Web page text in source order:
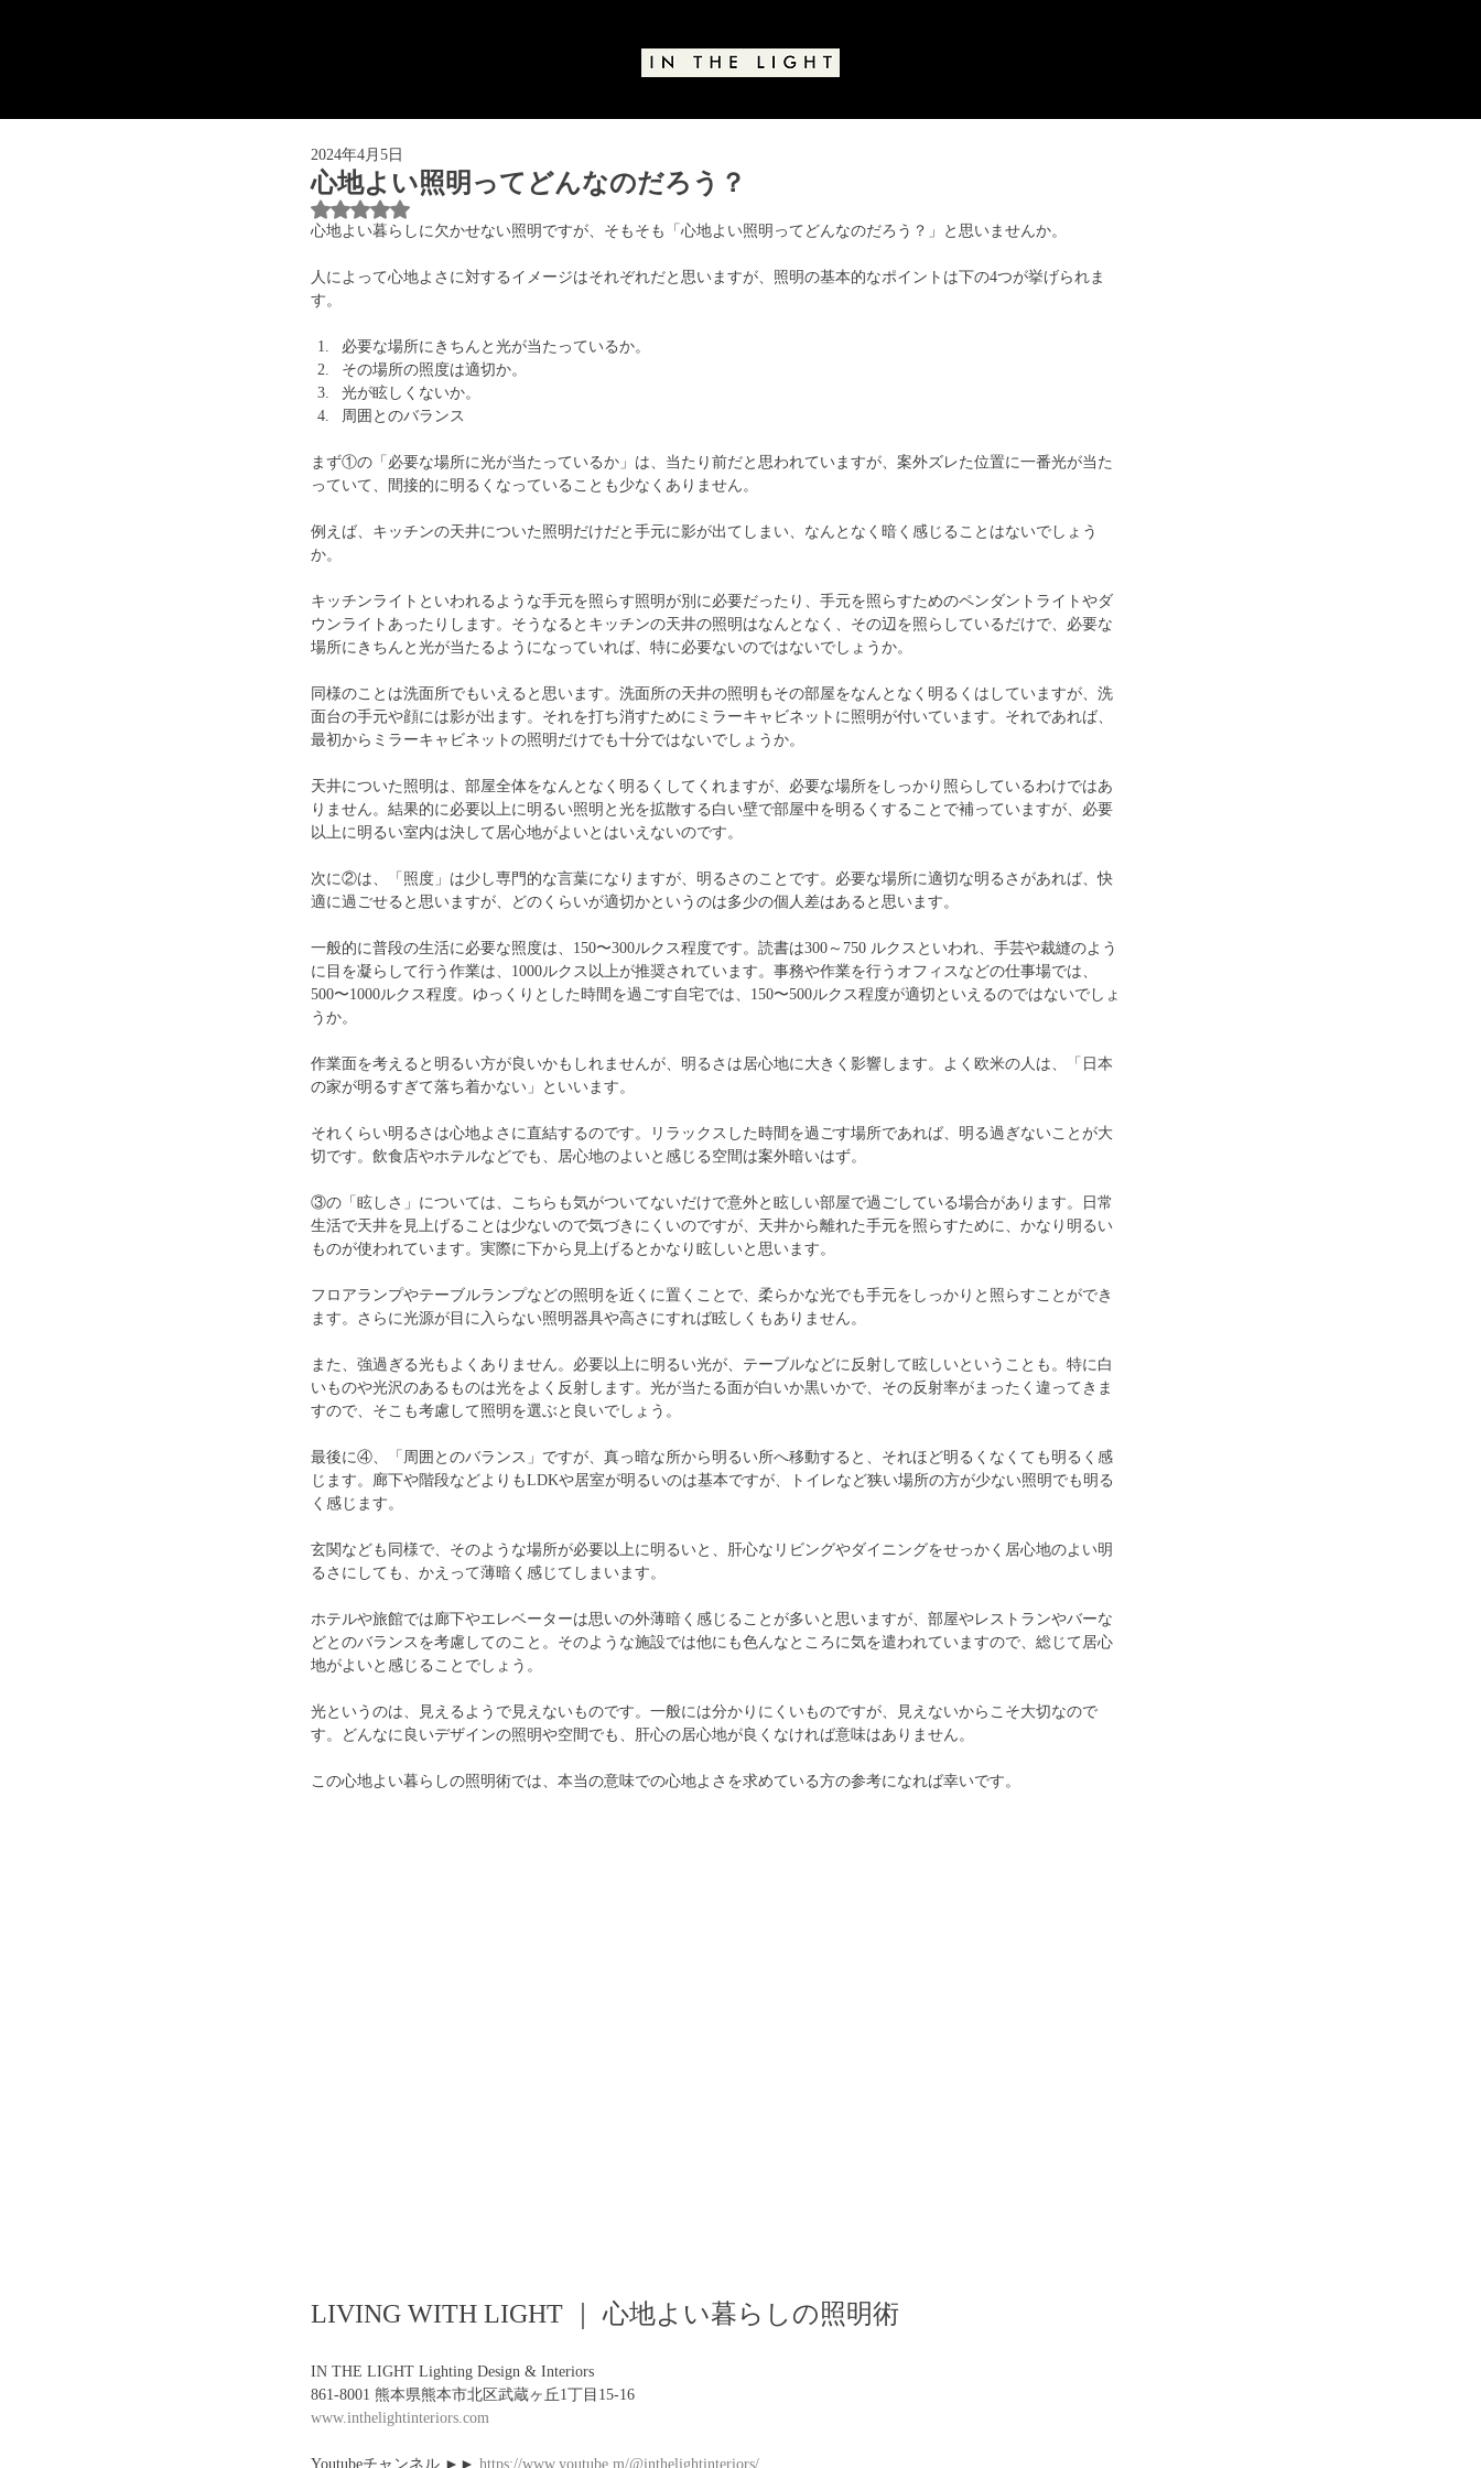
心地よい照明ってどんなのだろう？
2024年4月5日
5つ星のうちNaNと評価されています。
心地よい暮らしに欠かせない照明ですが、そもそも「心地よい照明ってどんなのだろう？」と思いませんか。
人によって心地よさに対するイメージはそれぞれだと思いますが、照明の基本的なポイントは下の4つが挙げられま
す。
必要な場所にきちんと光が当たっているか。
その場所の照度は適切か。
光が眩しくないか。
周囲とのバランス
まず①の「必要な場所に光が当たっているか」は、当たり前だと思われていますが、案外ズレた位置に一番光が当た
っていて、間接的に明るくなっていることも少なくありません。
例えば、キッチンの天井についた照明だけだと手元に影が出てしまい、なんとなく暗く感じることはないでしょう
か。
キッチンライトといわれるような手元を照らす照明が別に必要だったり、手元を照らすためのペンダントライトやダ
ウンライトあったりします。そうなるとキッチンの天井の照明はなんとなく、その辺を照らしているだけで、必要な
場所にきちんと光が当たるようになっていれば、特に必要ないのではないでしょうか。
同様のことは洗面所でもいえると思います。洗面所の天井の照明もその部屋をなんとなく明るくはしていますが、洗
面台の手元や顔には影が出ます。それを打ち消すためにミラーキャビネットに照明が付いています。それであれば、
最初からミラーキャビネットの照明だけでも十分ではないでしょうか。
天井についた照明は、部屋全体をなんとなく明るくしてくれますが、必要な場所をしっかり照らしているわけではあ
りません。結果的に必要以上に明るい照明と光を拡散する白い壁で部屋中を明るくすることで補っていますが、必要
以上に明るい室内は決して居心地がよいとはいえないのです。
次に②は、「照度」は少し専門的な言葉になりますが、明るさのことです。必要な場所に適切な明るさがあれば、快
適に過ごせると思いますが、どのくらいが適切かというのは多少の個人差はあると思います。
一般的に普段の生活に必要な照度は、150〜300ルクス程度です。読書は300～750 ルクスといわれ、手芸や裁縫のよう
に目を凝らして行う作業は、1000ルクス以上が推奨されています。事務や作業を行うオフィスなどの仕事場では、
500〜1000ルクス程度。ゆっくりとした時間を過ごす自宅では、150〜500ルクス程度が適切といえるのではないでしょ
うか。
作業面を考えると明るい方が良いかもしれませんが、明るさは居心地に大きく影響します。よく欧米の人は、「日本
の家が明るすぎて落ち着かない」といいます。
それくらい明るさは心地よさに直結するのです。リラックスした時間を過ごす場所であれば、明る過ぎないことが大
切です。飲食店やホテルなどでも、居心地のよいと感じる空間は案外暗いはず。
③の「眩しさ」については、こちらも気がついてないだけで意外と眩しい部屋で過ごしている場合があります。日常
生活で天井を見上げることは少ないので気づきにくいのですが、天井から離れた手元を照らすために、かなり明るい
ものが使われています。実際に下から見上げるとかなり眩しいと思います。
フロアランプやテーブルランプなどの照明を近くに置くことで、柔らかな光でも手元をしっかりと照らすことができ
ます。さらに光源が目に入らない照明器具や高さにすれば眩しくもありません。
また、強過ぎる光もよくありません。必要以上に明るい光が、テーブルなどに反射して眩しいということも。特に白
いものや光沢のあるものは光をよく反射します。光が当たる面が白いか黒いかで、その反射率がまったく違ってきま
すので、そこも考慮して照明を選ぶと良いでしょう。
最後に④、「周囲とのバランス」ですが、真っ暗な所から明るい所へ移動すると、それほど明るくなくても明るく感
じます。廊下や階段などよりもLDKや居室が明るいのは基本ですが、トイレなど狭い場所の方が少ない照明でも明る
く感じます。
玄関なども同様で、そのような場所が必要以上に明るいと、肝心なリビングやダイニングをせっかく居心地のよい明
るさにしても、かえって薄暗く感じてしまいます。
ホテルや旅館では廊下やエレベーターは思いの外薄暗く感じることが多いと思いますが、部屋やレストランやバーな
どとのバランスを考慮してのこと。そのような施設では他にも色んなところに気を遣われていますので、総じて居心
地がよいと感じることでしょう。
光というのは、見えるようで見えないものです。一般には分かりにくいものですが、見えないからこそ大切なので
す。どんなに良いデザインの照明や空間でも、肝心の居心地が良くなければ意味はありません。
この心地よい暮らしの照明術では、本当の意味での心地よさを求めている方の参考になれば幸いです。
LIVING WITH LIGHT ｜ 心地よい暮らしの照明術
IN THE LIGHT Lighting Design & Interiors
861-8001 熊本県熊本市北区武蔵ヶ丘1丁目15-16
www.inthelightinteriors.com
Youtubeチャンネル ►► https://www.youtube.m/@inthelightinteriors/